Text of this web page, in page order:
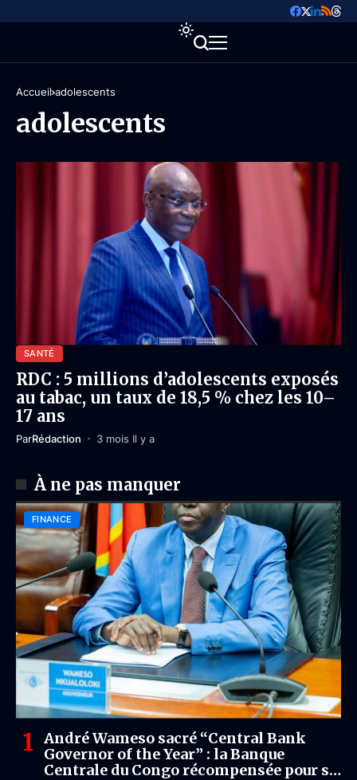
Accueil adolescents
adolescents
SANTÉ
RDC : 5 millions d’adolescents exposés
au tabac, un taux de 18,5 % chez les 10–
17 ans
ParRédaction 3 mois Il y a
À ne pas manquer
FINANCE
André Wameso sacré “Central Bank
Governor of the Year” : la Banque
Centrale du Congo récompensée pour sa